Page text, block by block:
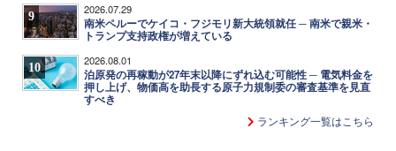
9 2026.07.29
南米ペルーでケイコ・フジモリ新大統領就任 ─ 南米で親米・
トランプ支持政権が増えている
10 2026.08.01
泊原発の再稼動が27年末以降にずれ込む可能性 ─ 電気料金を
押し上げ、物価高を助長する原子力規制委の審査基準を見直
すべき
ランキング一覧はこちら